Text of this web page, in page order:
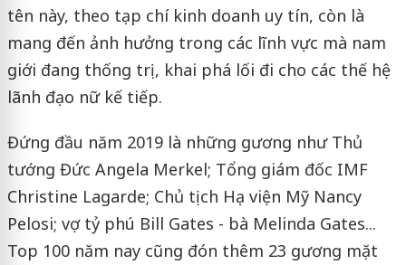
tên này, theo tạp chí kinh doanh uy tín, còn là
mang đến ảnh hưởng trong các lĩnh vực mà nam
giới đang thống trị, khai phá lối đi cho các thế hệ
lãnh đạo nữ kế tiếp.
Đứng đầu năm 2019 là những gương như Thủ
tướng Đức Angela Merkel; Tổng giám đốc IMF
Christine Lagarde; Chủ tịch Hạ viện Mỹ Nancy
Pelosi; vợ tỷ phú Bill Gates - bà Melinda Gates...
Top 100 năm nay cũng đón thêm 23 gương mặt